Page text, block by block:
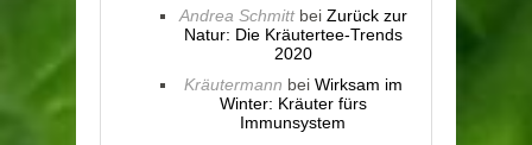
Andrea Schmittbei Zurück zur
Natur: Die Kräutertee-Trends
2020
Kräutermann bei Wirksam im
Winter: Kräuter fürs
Immunsystem